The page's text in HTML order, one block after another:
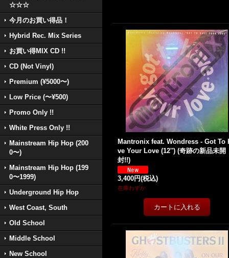
☆☆☆
今月のお買い得品！
Hybrid Rec. Mix Series
お買い得MIX CD !!
CD (Not Vinyl)
Premium (¥5000〜)
Low Price (〜¥500)
Promo Only !!
White Press Only !!
Mainstream Hip Hop (200
0〜)
Mainstream Hip Hop (199
0〜1999)
Underground Hip Hop
West Coast, South
Old School
Middle School
New School
Mantronix feat. Wondress - Got To
ve Your Love (12'') (奇跡の新品未開
封!!)
3,400円(税込)
在庫わずか